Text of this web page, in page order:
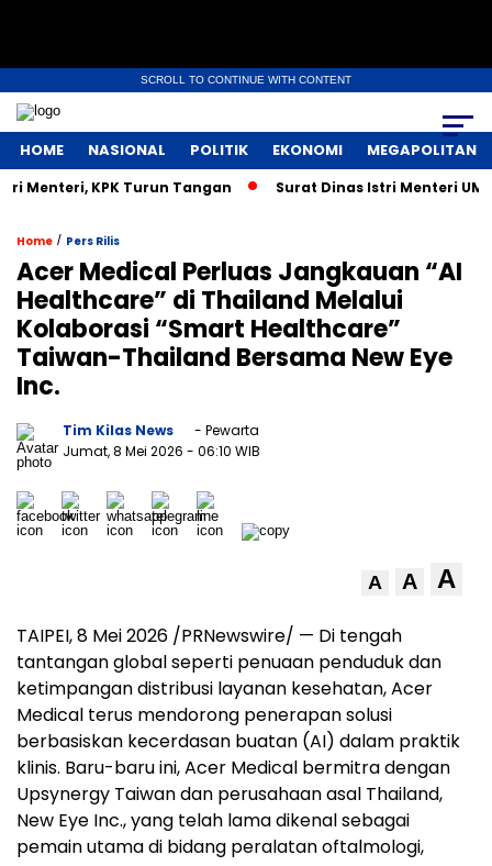
SCROLL TO CONTINUE WITH CONTENT
HOME NASIONAL POLITIK EKONOMI MEGAPOLITAN
KPK Turun Tangan Surat Dinas Istri Menteri
Home / Pers Rilis
Acer Medical Perluas Jangkauan “AI
Healthcare” di Thailand Melalui
Kolaborasi “Smart Healthcare”
Taiwan-Thailand Bersama New Eye
Inc.
Tim Kilas News
- Pewarta
Jumat, 8 Mei 2026 - 06:10 WIB
A A A
TAIPEI, 8 Mei 2026 /PRNewswire/ — Di tengah
tantangan global seperti penuaan penduduk dan
ketimpangan distribusi layanan kesehatan, Acer
Medical terus mendorong penerapan solusi
berbasiskan kecerdasan buatan (AI) dalam praktik
klinis. Baru-baru ini, Acer Medical bermitra dengan
Upsynergy Taiwan dan perusahaan asal Thailand,
New Eye Inc., yang telah lama dikenal sebagai
pemain utama di bidang peralatan oftalmologi,